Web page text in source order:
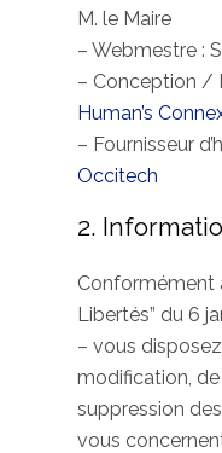
M. le Maire
– Webmestre :
– Conception /
Human’s
– Fournisseur
Occitech
2.
Conformément
Libertés” du 6
– vous disposez
modification,
suppression
vous